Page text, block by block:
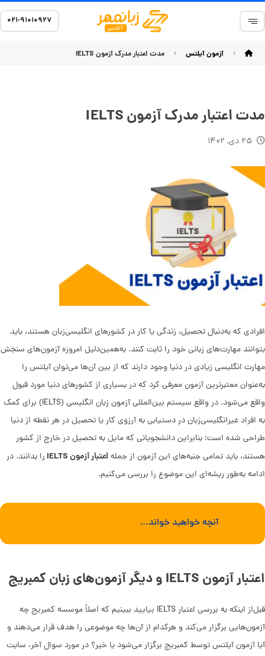
۰۲۱-۹۱۰۱۰۹۲۷
آزمون آیلتس مدت اعتبار مدرک آزمون IELTS
مدت اعتبار مدرک آزمون IELTS
۲۵ دی, ۱۴۰۲
افرادی که به‌دنبال تحصیل، زندگی یا کار در کشورهای انگلیسی‌زبان هستند، باید
بتوانند مهارت‌های زبانی خود را ثابت کنند. به‌همین‌دلیل امروزه آزمون‌های سنجش
مهارت انگلیسی زیادی در دنیا وجود دارند که از بین آن‌ها می‌توان آیلتس را
به‌عنوان معتبرترین آزمون معرفی کرد که در بسیاری از کشورهای دنیا مورد قبول
واقع می‌شود. در واقع سیستم بین‌المللی آزمون زبان انگلیسی (IELTS) برای کمک
به افراد غیرانگلیسی‌زبان در دستیابی به آرزوی کار یا تحصیل در هر نقطه از دنیا
طراحی شده است؛ بنابراین دانشجویانی که مایل به تحصیل در خارج از کشور
هستند، باید تمامی جنبه‌های این آزمون از جملهاعتبار آزمون IELTS
را بدانند. در
ادامه به‌طور ریشه‌ای این موضوع را بررسی می‌کنیم.
آنچه خواهید خواند...
اعتبار آزمون IELTS و دیگر آزمون‌های زبان کمبریج
قبل‌از اینکه به بررسی اعتبار IELTS بیایید ببینیم که اصلاً موسسه کمبریج چه
آزمون‌هایی برگزار می‌کند و هرکدام از آن‌ها چه موضوعی را هدف قرار می‌دهند و
آیا آزمون آیلتس توسط کمبریج برگزار می‌شود یا خیر؟ در مورد سوال آخر، سایت